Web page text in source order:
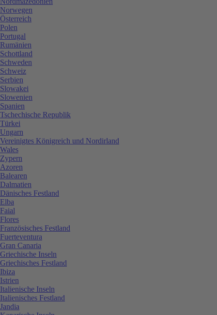
Norwegen
Österreich
Polen
Portugal
Rumänien
Schottland
Schweden
Schweiz
Serbien
Slowakei
Slowenien
Spanien
Tschechische Republik
Türkei
Ungarn
Vereinigtes Königreich und Nordirland
Wales
Zypern
Azoren
Balearen
Dalmatien
Dänisches Festland
Elba
Faial
Flores
Französisches Festland
Fuerteventura
Gran Canaria
Griechische Inseln
Griechisches Festland
Ibiza
Istrien
Italienische Inseln
Italienisches Festland
Jandia